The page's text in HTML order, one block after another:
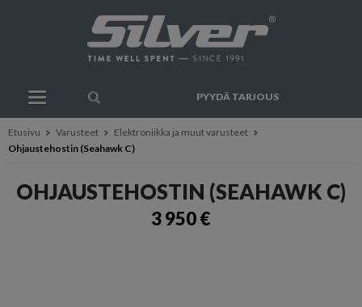
PYYDÄ TARJOUS
Etusivu Varusteet
Elektroniikka ja muut varusteet
Ohjaustehostin (Seahawk C)
OHJAUSTEHOSTIN (SEAHAWK C)
3 950 €